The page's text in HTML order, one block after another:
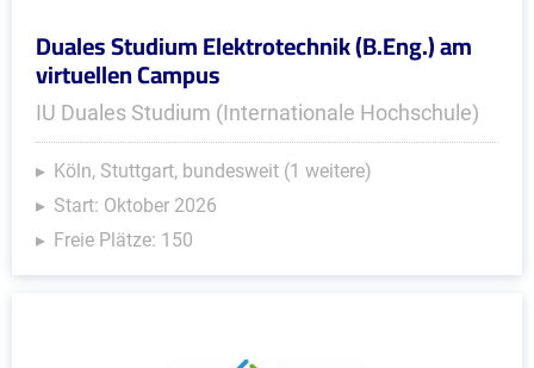
Duales Studium Elektrotechnik (B.Eng.) am
virtuellen Campus
IU Duales Studium (Internationale Hochschule)
Köln, Stuttgart, bundesweit (1 weitere)
Start: Oktober 2026
Freie Plätze: 150